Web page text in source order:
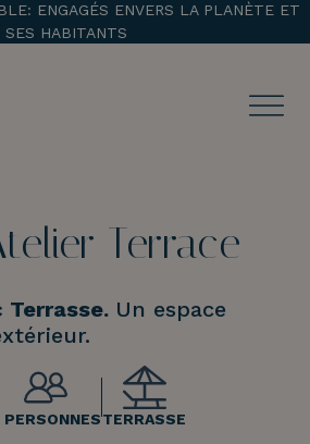
ENGAGÉS ENVERS LA PLANÈTE ET
SES HABITANTS
Terrace
Terrasse. Un espace
PERSONNESTERRASSE